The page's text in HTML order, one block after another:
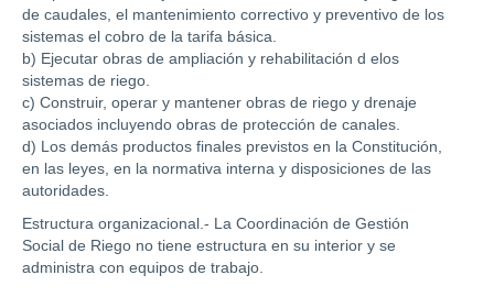
de caudales, el mantenimiento correctivo y preventivo de los
sistemas el cobro de la tarifa básica.
b) Ejecutar obras de ampliación y rehabilitación d elos
sistemas de riego.
c) Construir, operar y mantener obras de riego y drenaje
asociados incluyendo obras de protección de canales.
d) Los demás productos finales previstos en la Constitución,
en las leyes, en la normativa interna y disposiciones de las
autoridades.
Estructura organizacional.- La Coordinación de Gestión
Social de Riego no tiene estructura en su interior y se
administra con equipos de trabajo.